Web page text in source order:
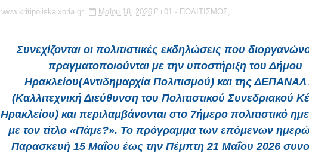
www.kritipoliskaixoria.gr Μαΐου 18, 2026 01 - ΠΟΛΙΤΙΣΜΟΣ,
Συνεχίζονται οι πολιτιστικές εκδηλώσεις που
πραγματοποιούνται με την υποστήριξη του Δήμου
Ηρακλείου(Αντιδημαρχία Πολιτισμού) και της
(Καλλιτεχνική Διεύθυνση του Πολιτιστικού Συνεδριακού
Ηρακλείου) και περιλαμβάνονται στο 7ήμερο πολιτιστικό
με τον τίτλο «Πάμε?». Το πρόγραμμα των επόμενων
Παρασκευή 15 Μαΐου έως την Πέμπτη 21 Μαΐου 2026